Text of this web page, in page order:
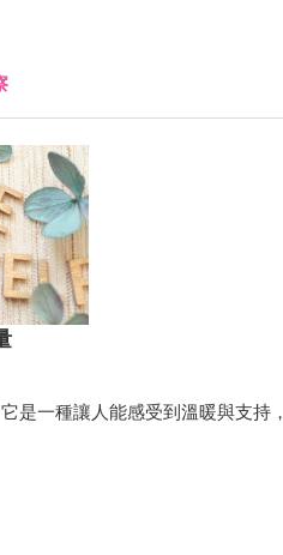
是一種讓人能感受到溫暖與支持